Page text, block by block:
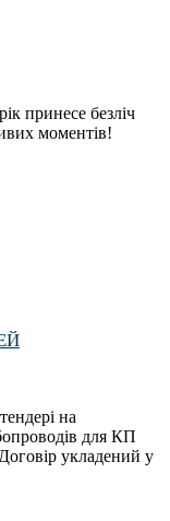
принесе безліч
моментів!
на
для КП
укладений у